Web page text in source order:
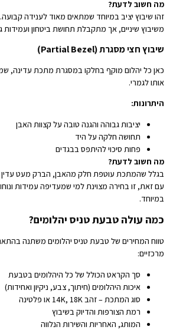
מה חשוב לדעת?
זהו שיבוץ יציב במיוחד שמתאים מאוד לענידה
משיבוץ שיניים, אך מתקבלת תחושת ביטחון ועמידות
שיבוץ חצי מסגרת (Partial Bezel)
כאן כל יהלום מוקף בחלקו במסגרת מתכת עדינה,
אותו לגמרי.
היתרונות:
יציבות גבוהה והגנה טובה על קצוות האבן
תחושה חלקה על היד
פחות סיכוי להיתפס בבגדים
מה חשוב לדעת?
בגלל שהמתכת עוטפת חלק מהאבן, הברק מעט עדין
עם זאת, זו בחירה מצוינת למי שמעדיפה עמידות
במיוחד.
כמה עולה טבעת טניס יהלומים?
טווח המחירים של טבעת טניס יהלומים משתנה
מרכזיים:
סך הקראט הכולל של כל היהלומים בטבעת
איכות היהלומים (חיתוך, צבע, ניקיון ואחידות)
סוג המתכת – זהב 14K, 18K או פלטינה
רמת הצורפות והדיוק בשיבוץ
המותג, האחריות והשירות הנלווה